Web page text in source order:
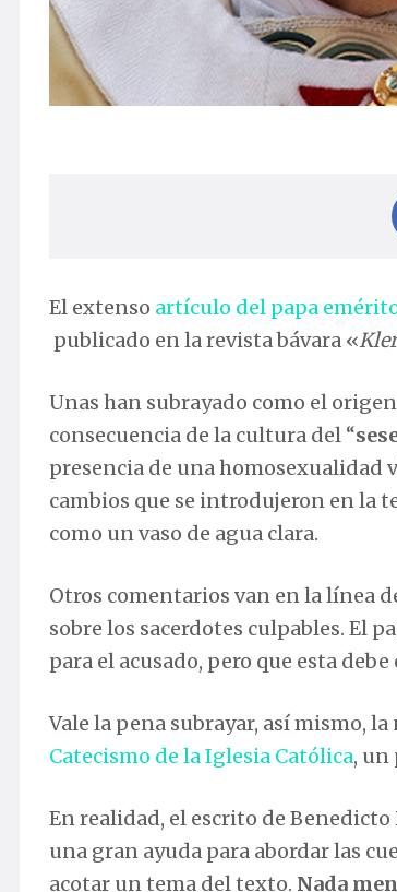
El extenso artículo del papa
publicado en la revista bávara «
Unas han subrayado como el
consecuencia de la cultura del “
presencia de una homosexualidad
cambios que se introdujeron en la
como un vaso de agua clara.
Otros comentarios van en la línea
sobre los sacerdotes culpables. El
para el acusado, pero que esta
Vale la pena subrayar, así mismo,
Catecismo de la Iglesia Católica, un
En realidad, el escrito de Benedicto
una gran ayuda para abordar las
acotar un tema del texto. Nada